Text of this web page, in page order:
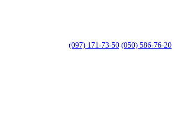
(097) 171-73-50 (050) 586-76-20